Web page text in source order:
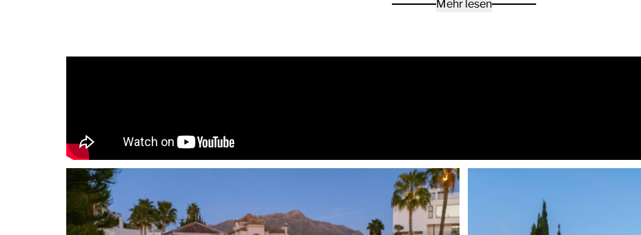
das elegante Interieur von Soledad Merchant. Der helle, offene Wohnbereich
mit raumhohen Fenstern, maßgefertigten Regalen und fließendem Übergang
in den Außenbereich lädt zum Verweilen ein. Der angrenzende Essbereich und
das Wohnzimmer sind praktisch für den Alltag gestaltet und bieten
gleichzeitig ein stilvolles Ambiente für Gäste.
Die Küche ist ein absolutes Highlight des Hauses. Klare Linien und
In der Nähe des Hafens
Einbauschränke
Mehr lesen